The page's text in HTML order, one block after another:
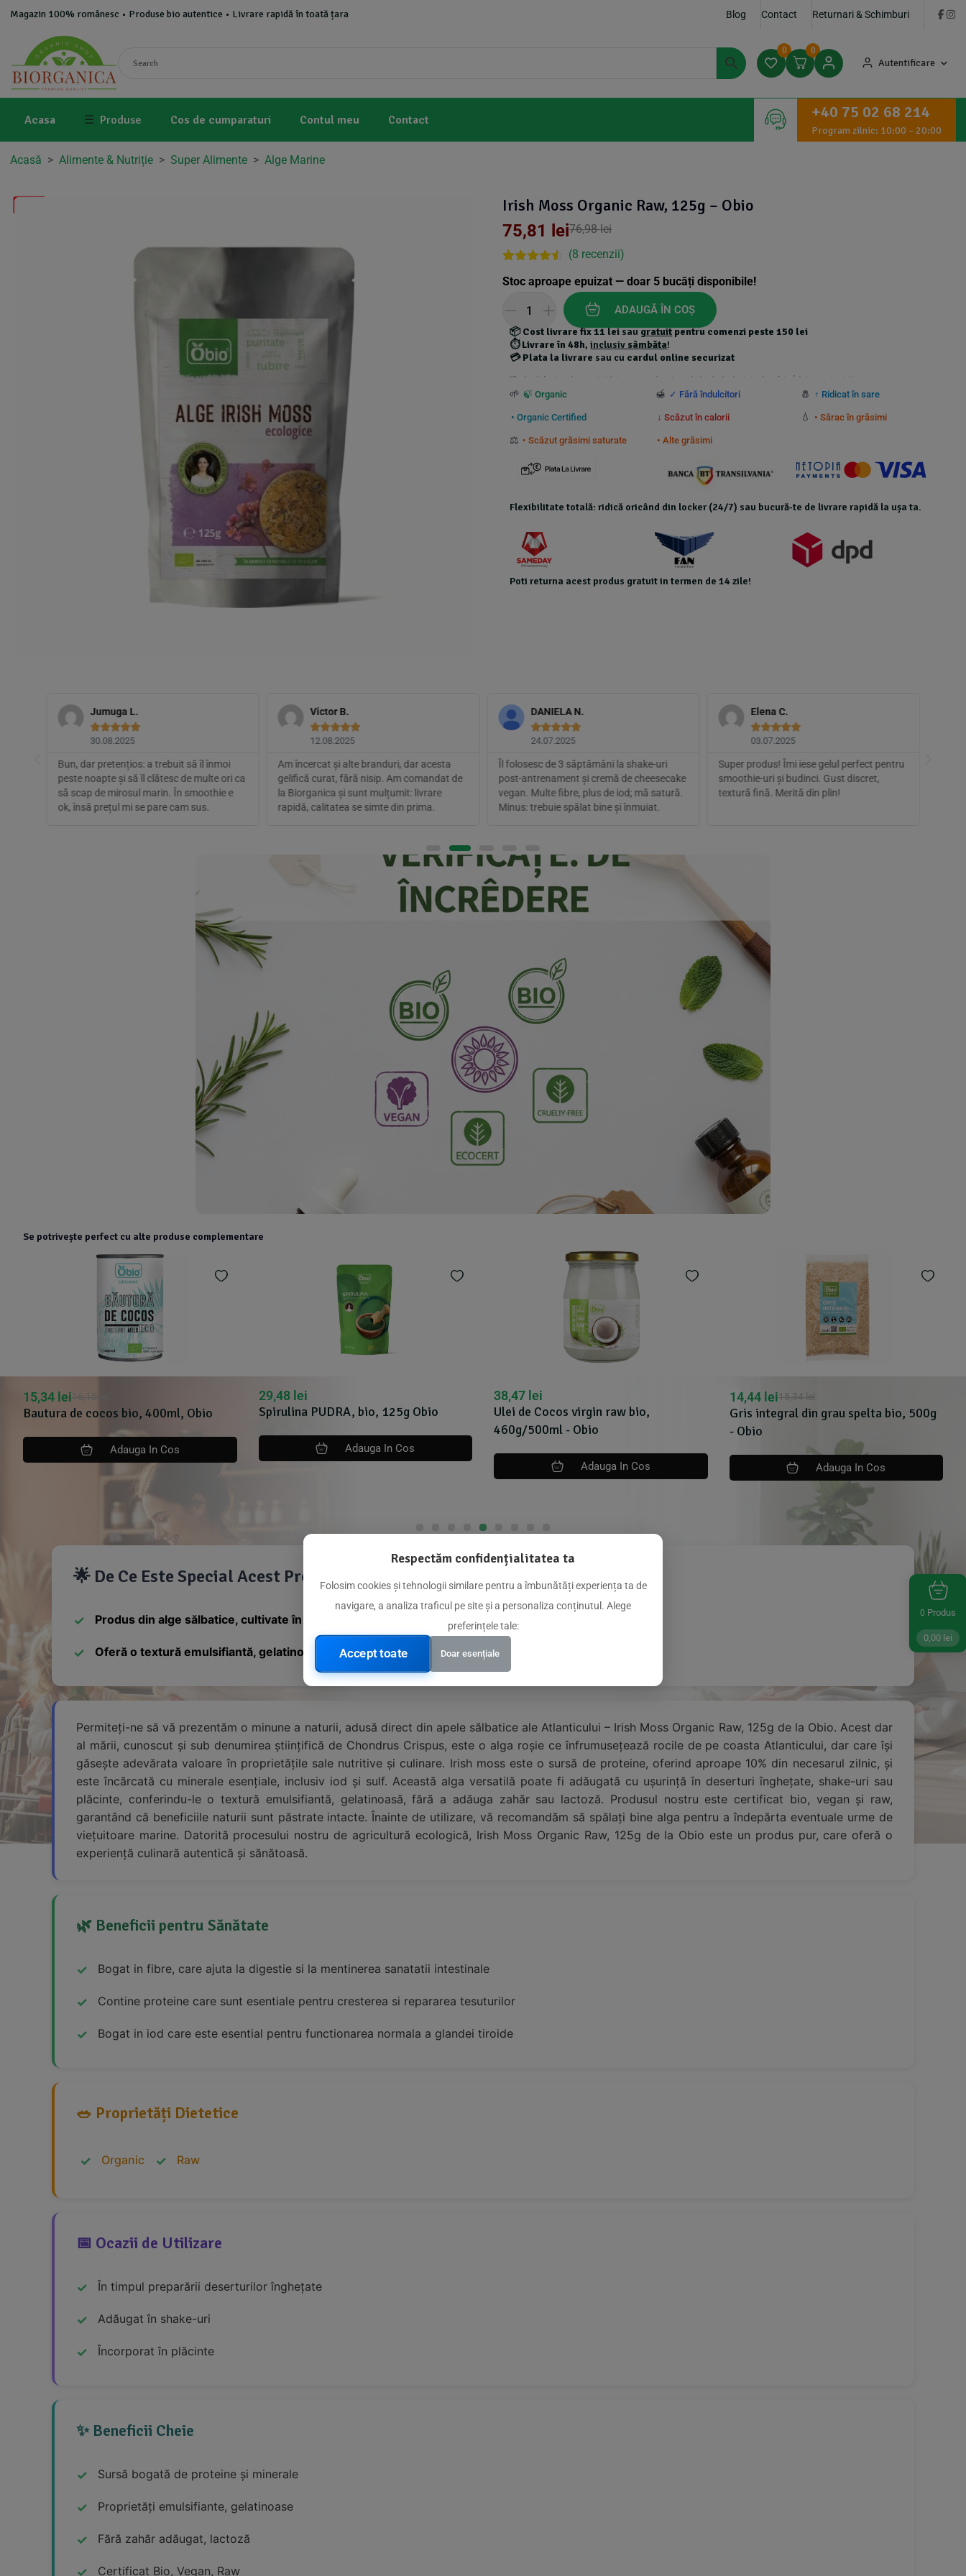
Magazin 100% românesc • Produse bio autentice • Livrare rapidă în toată țara Blog Contact Returnari & Schimburi
0 0
Autentificare
Acasa ☰ Produse Cos de cumparaturi Contul meu Contact +40 75 02 68 214
Program zilnic: 10:00 – 20:00
Acasă > Alimente & Nutriție > Super Alimente > Alge Marine
Irish Moss Organic Raw, 125g – Obio
76,98lei
75,81 lei
out of 5
customer
ratings
(8 recenzii)
Stoc aproape epuizat — doar 5 bucăți disponibile!
ADAUGĂ ÎN COȘ
📦Cost livrare fix 11 leisaugratuitpentru comenzi peste 150 lei
⏱️Livrare în 48h,inclusiv sâmbăta!
💳Plata la livrare sau cu cardul online securizat
*Produsele foarte grele au costuri de transport suplimentare calculate la checkout și nu beneficiază de transport gratuit.
🌱 🍃 Organic 🍯 ✓ Fără îndulcitori 🧂 ↑ Ridicat în sare
• Organic Certified ↓ Scăzut în calorii 💧 • Sărac în grăsimi
⚖️ • Scăzut grăsimi saturate • Alte grăsimi
Flexibilitate totală: ridică oricând din locker (24/7) sau bucură-te de livrare rapidă la ușa ta.
Poti returna acest produs gratuit in termen de 14 zile!
Jumuga L.

30.08.2025
Bun, dar pretențios: a trebuit să îl înmoi
peste noapte și să îl clătesc de multe ori ca
să scap de mirosul marin. În smoothie e
ok, însă prețul mi se pare cam sus.
Victor B.

12.08.2025
Am încercat și alte branduri, dar acesta
gelifică curat, fără nisip. Am comandat de
la Biorganica și sunt mulțumit: livrare
rapidă, calitatea se simte din prima.
DANIELA N.

24.07.2025
Îl folosesc de 3 săptămâni la shake-uri
post-antrenament și cremă de cheesecake
vegan. Multe fibre, plus de iod; mă satură.
Minus: trebuie spălat bine și înmuiat.
Elena C.

03.07.2025
Super produs! Îmi iese gelul perfect pentru
smoothie-uri și budinci. Gust discret,
textură fină. Merită din plin!
Se potrivește perfect cu alte produse complementare
Bautura de cocos bio, 400ml, Obio
16,15
15,34 lei
Adauga In Cos
Spirulina PUDRA, bio, 125g Obio
29,48 lei
Adauga In Cos
Ulei de Cocos virgin raw bio,
460g/500ml - Obio
38,47 lei
Adauga In Cos
Gris integral din grau spelta bio, 500g
- Obio
15,34lei
14,44 lei
Adauga In Cos
🌟 De Ce Este Special Acest Produs
Produs din alge sălbatice, cultivate în mod natural
Oferă o textură emulsifiantă, gelatinoasă pentru diverse preparate culinare
Permiteți-ne să vă prezentăm o minune a naturii, adusă direct din apele sălbatice ale Atlanticului – Irish Moss Organic Raw, 125g de la Obio. Acest dar
al mării, cunoscut și sub denumirea științifică de Chondrus Crispus, este o alga roșie ce înfrumusețează rocile de pe coasta Atlanticului, dar care își
găsește adevărata valoare în proprietățile sale nutritive și culinare. Irish moss este o sursă de proteine, oferind aproape 10% din necesarul zilnic, și
este încărcată cu minerale esențiale, inclusiv iod și sulf. Această alga versatilă poate fi adăugată cu ușurință în deserturi înghețate, shake-uri sau
plăcinte, conferindu-le o textură emulsifiantă, gelatinoasă, fără a adăuga zahăr sau lactoză. Produsul nostru este certificat bio, vegan și raw,
garantând că beneficiile naturii sunt păstrate intacte. Înainte de utilizare, vă recomandăm să spălați bine alga pentru a îndepărta eventuale urme de
viețuitoare marine. Datorită procesului nostru de agricultură ecologică, Irish Moss Organic Raw, 125g de la Obio este un produs pur, care oferă o
experiență culinară autentică și sănătoasă.
🌿 Beneficii pentru Sănătate
Bogat in fibre, care ajuta la digestie si la mentinerea sanatatii intestinale
Contine proteine care sunt esentiale pentru cresterea si repararea tesuturilor
Bogat in iod care este esential pentru functionarea normala a glandei tiroide
🥗 Proprietăți Dietetice
Organic Raw
📅 Ocazii de Utilizare
În timpul preparării deserturilor înghețate
Adăugat în shake-uri
Încorporat în plăcinte
✨ Beneficii Cheie
Sursă bogată de proteine și minerale
Proprietăți emulsifiante, gelatinoase
Fără zahăr adăugat, lactoză
Certificat Bio, Vegan, Raw
0 Produs
0,00 lei
Respectăm confidențialitatea ta
Folosim cookies și tehnologii similare pentru a îmbunătăți experiența ta de
navigare, a analiza traficul pe site și a personaliza conținutul. Alege
preferințele tale:
Accept toate Doar esențiale